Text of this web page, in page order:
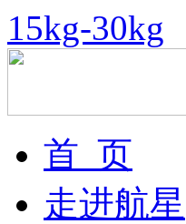
15kg-30kg
首 页
走进航星